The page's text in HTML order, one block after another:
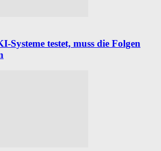
Systeme testet, muss die Folgen